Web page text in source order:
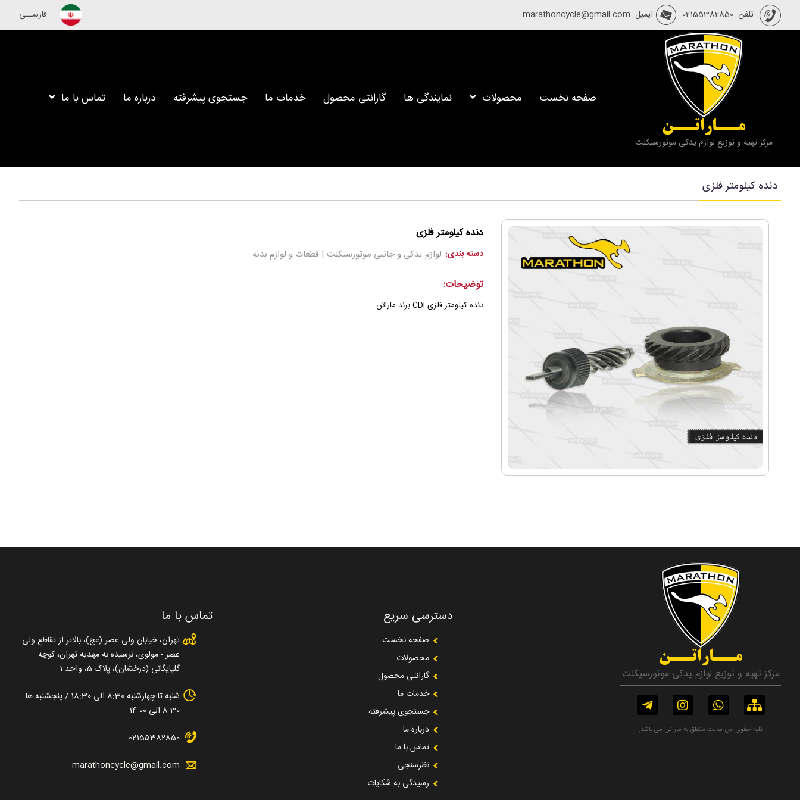
تلفن: 02155382850 ایمیل: marathoncycle@gmail.com فارســی
مــاراتــن
مرکز تهیه و توزیع لوازم یدکی موتورسیکلت
صفحه نخست محصولات نمایندگی ها گارانتی محصول خدمات ما جستجوی پیشرفته درباره ما تماس با ما
دنده کیلومتر فلزی
دنده کیلومتر فلزی
دسته بندی: لوازم یدکی و جانبی موتورسیکلت | قطعات و لوازم بدنه
توضیحات:
دنده کیلومتر فلزی CDI برند ماراتن
مــاراتــن
مرکز تهیه و توزیع لوازم یدکی موتورسیکلت
کلیه حقوق این سایت متعلق به ماراتن می باشد.
دسترسی سریع
صفحه نخست
محصولات
گارانتی محصول
خدمات ما
جستجوی پیشرفته
درباره ما
تماس با ما
نظرسنجی
رسیدگی به شکایات
تماس با ما
تهران، خیابان ولی عصر (عج)، بالاتر از تقاطع ولی
عصر - مولوی، نرسیده به مهدیه تهران، کوچه
گلپایگانی (درخشان)، پلاک 5، واحد 1
شنبه تا چهارشنبه 8:30 الی 18:30 / پنجشنبه ها
8:30 الی 14:00
02155382850
marathoncycle@gmail.com